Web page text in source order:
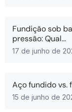
Fundição sob
pressão: Qual...
17 de junho de
Aço fundido vs.
15 de junho de